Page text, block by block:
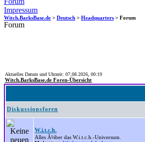
Impressum
Witch.BarksBase.de > Deutsch > Headquarters > Forum
Forum
Aktuelles Datum und Uhrzeit: 07.08.2026, 00:19
Witch.BarksBase.de Foren-Übersicht
Diskussionsforen
W.i.t.c.h.
Alles Ã¼ber das W.i.t.c.h.-Universum.